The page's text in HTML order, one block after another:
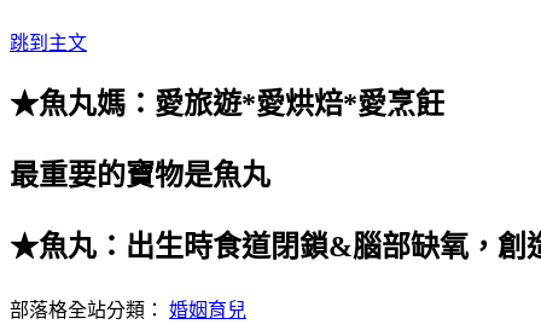
跳到主文
★魚丸媽：愛旅遊*愛烘焙*愛烹飪
最重要的寶物是魚丸
★魚丸：出生時食道閉鎖&腦部缺氧，創
部落格全站分類： 婚姻育兒